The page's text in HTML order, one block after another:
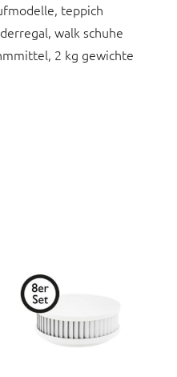
teppich
walk schuhe
2 kg gewichte